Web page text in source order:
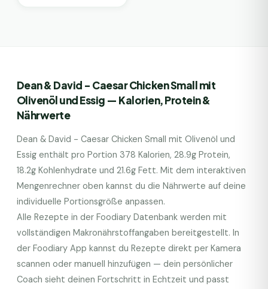
Dean & David - Caesar Chicken Small mit
Olivenöl und Essig — Kalorien, Protein &
Nährwerte
Dean & David - Caesar Chicken Small mit Olivenöl und
Essig enthält pro Portion 378 Kalorien, 28.9g Protein,
18.2g Kohlenhydrate und 21.6g Fett. Mit dem interaktiven
Mengenrechner oben kannst du die Nährwerte auf deine
individuelle Portionsgröße anpassen.
Alle Rezepte in der Foodiary Datenbank werden mit
vollständigen Makronährstoffangaben bereitgestellt. In
der Foodiary App kannst du Rezepte direkt per Kamera
scannen oder manuell hinzufügen — dein persönlicher
Coach sieht deinen Fortschritt in Echtzeit und passt